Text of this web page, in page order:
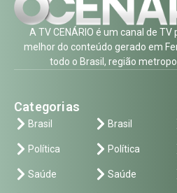
A TV CENÁRIO é um canal de
melhor do conteúdo gerado em
todo o Brasil, região
Categorias
Brasil
Política
Saúde
Brasil
Política
Saúde